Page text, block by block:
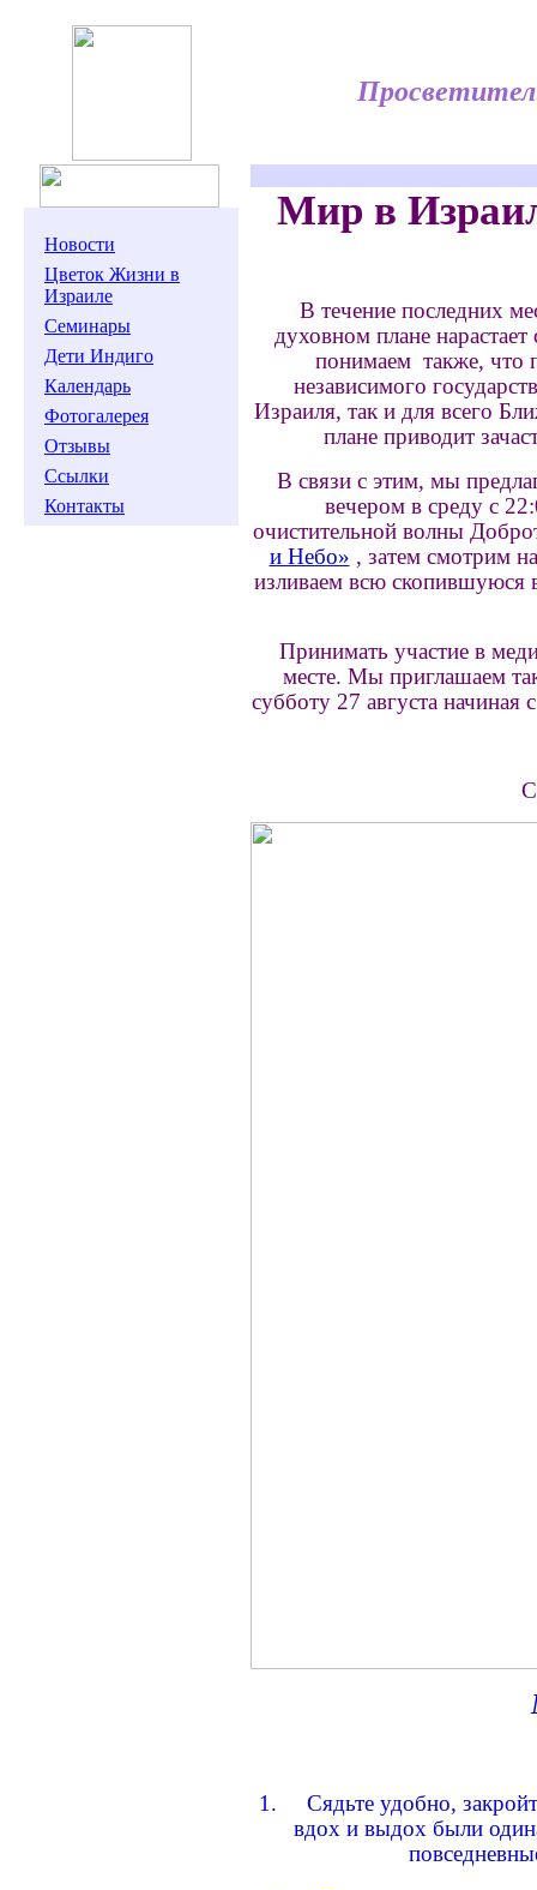
Новости
Цветок Жизни в
Израиле
Семинары
Дети Индиго
Календарь
Фотогалерея
Отзывы
Ссылки
Контакты
Мир в
В течение последних
духовном плане
понимаем также, что
независимого
Израиля, так и для всего
плане приводит
В связи с этим, мы
вечером в среду с
очистительной волны
и Небо» , затем смотрим
изливаем всю скопившуюся
Принимать участие в
месте. Мы приглашаем
субботу 27 августа
1. Сядьте удобно,
вдох и выдох были